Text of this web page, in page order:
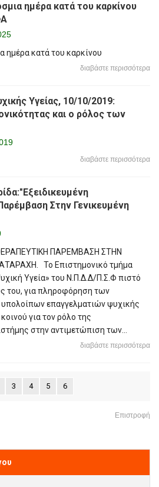
ημέρα κατά του καρκίνου
ημέρα κατά του καρκίνου
διαβάστε περισσότερα
Υγείας, 10/10/2019:
και ο ρόλος των
διαβάστε περισσότερα
Στην Γενικευμένη
ΠΑΡΕΜΒΑΣΗ ΣΤΗΝ
Το Επιστημονικό τμήμα
Υγεία» του Ν.Π.Δ.Δ/Π.Σ.Φ πιστό
του, για πληροφόρηση των
επαγγελματιών ψυχικής
για τον ρόλο της
στην αντιμετώπιση των...
διαβάστε περισσότερα
3 4 5 6
Επιστροφή